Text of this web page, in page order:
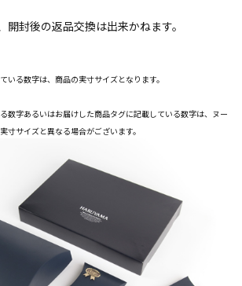
封後の返品交換は出来かねます。
いる数字は、商品の実寸サイズとなります。
数字あるいはお届けした商品タグに記載している数字は、ヌー
寸サイズと異なる場合がございます。